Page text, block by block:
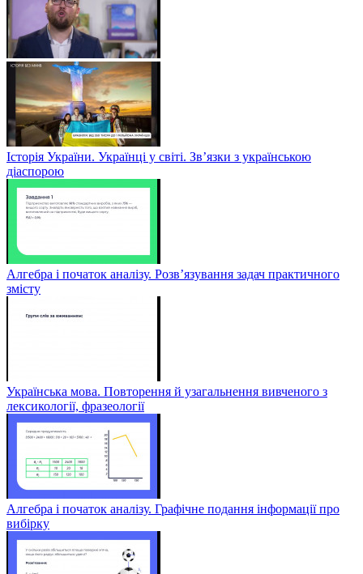
Історія України. Українці у світі. Зв’язки з українською
діаспорою
Алгебра і початок аналізу. Розв’язування задач практичного
змісту
Українська мова. Повторення й узагальнення вивченого з
лексикології, фразеології
Алгебра і початок аналізу. Графічне подання інформації про
вибірку